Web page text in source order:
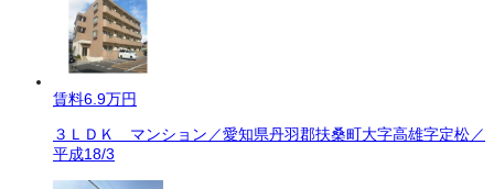
賃料6.9万円
３ＬＤＫ マンション／愛知県丹羽郡扶桑町大字高雄字定松／
平成18/3